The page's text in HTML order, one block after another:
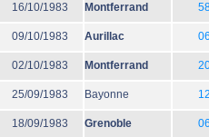
16/10/1983 Montferrand
09/10/1983 Aurillac
02/10/1983 Montferrand
25/09/1983 Bayonne
18/09/1983 Grenoble